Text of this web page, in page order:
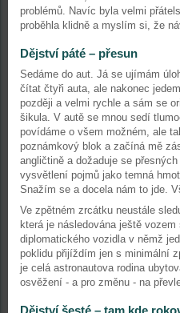
problémů. Navíc byla velmi
proběhla klidně a myslím si, že
Dějství páté – přesun
Sedáme do aut. Já se ujímám
čítat čtyři auta, ale nakonec
později a velmi rychle a sám se
šikula. V autě se mnou sedí
povídáme o všem možném, ale
poznámkový blok a začíná mě
angličtině a dožaduje se
vysvětlení pojmů jako temná
Snažím se a docela nám to jde.
Ve zpětném zrcátku neustále
která je následována ještě
diplomatického vozidla v němž
poklidu přijíždím jen s minimální
je celá astronautova rodina
osvěžení - a pro změnu - na
Dějství šesté – tam kde